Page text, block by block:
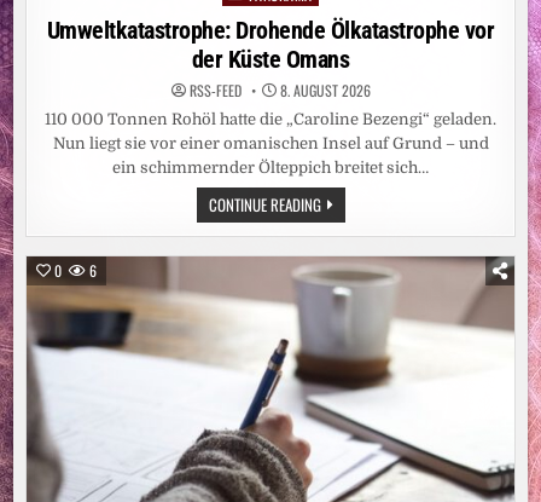
WENN
MAN
SICH
EINE
WASCHMASCHINE
KAUFT“
in
Umweltkatastrophe: Drohende Ölkatastrophe vor
der Küste Omans
RSS-FEED 8. AUGUST 2026
110 000 Tonnen Rohöl hatte die „Caroline Bezengi“ geladen.
Nun liegt sie vor einer omanischen Insel auf Grund – und
ein schimmernder Ölteppich breitet sich…
CONTINUE READINGUMWELTKATASTROPHE:
DROHENDE
ÖLKATASTROPHE
DER
KÜSTE
OMANS
0 6